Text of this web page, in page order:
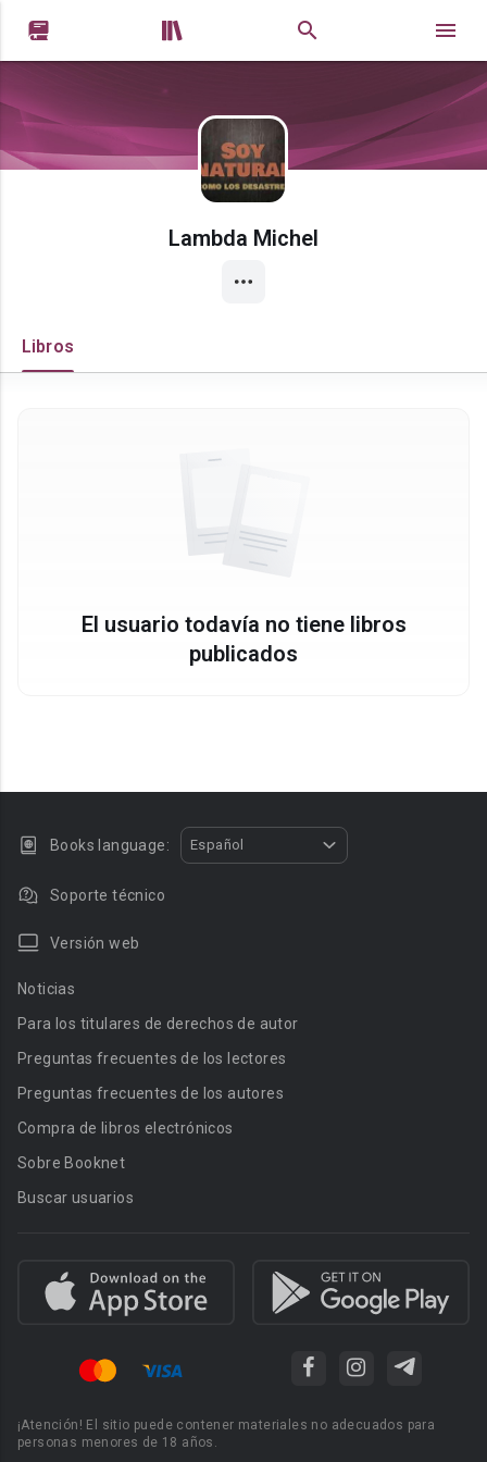
 
Lambda Michel
Libros
El usuario todavía no tiene libros
publicados
Books language: Español
Soporte técnico
Versión web
Noticias
Para los titulares de derechos de autor
Preguntas frecuentes de los lectores
Preguntas frecuentes de los autores
Compra de libros electrónicos
Sobre Booknet
Buscar usuarios
¡Atención! El sitio puede contener materiales no adecuados para
personas menores de 18 años.